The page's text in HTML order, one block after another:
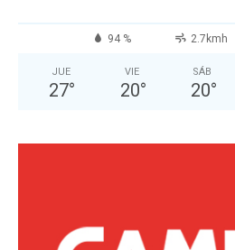
94 % 2.7kmh
JUE
27°
VIE
20°
SÁB
20°